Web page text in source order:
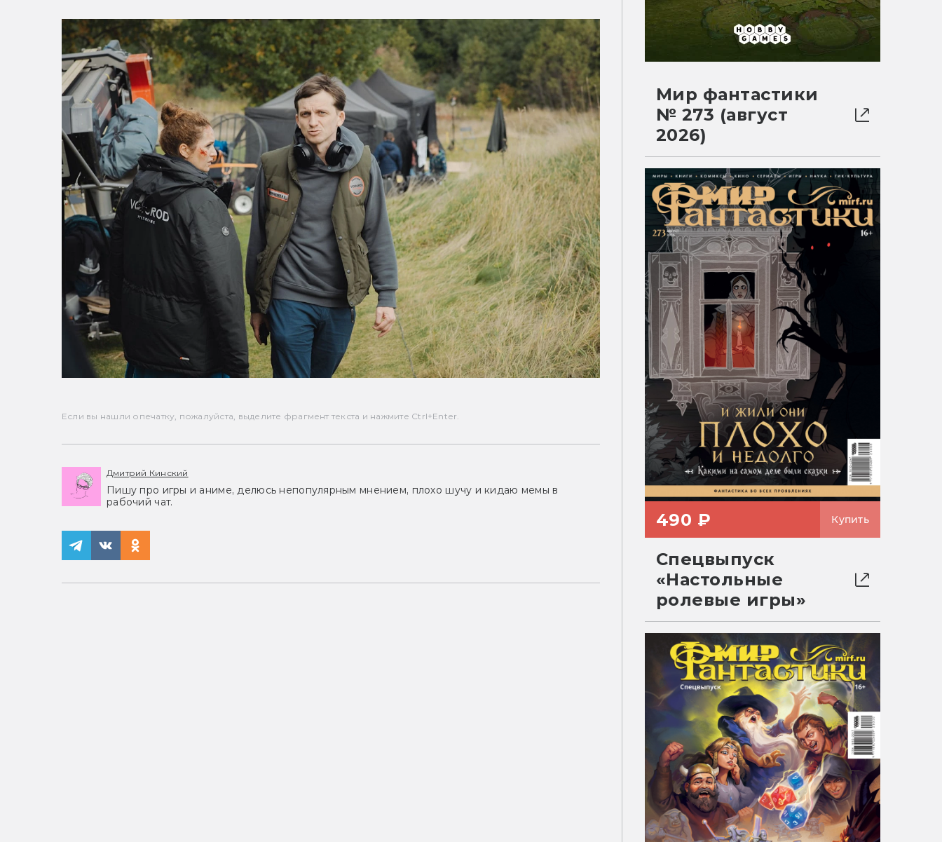
Если вы нашли опечатку, пожалуйста, выделите фрагмент текста и нажмите Ctrl+Enter.
Дмитрий Кинский
Пишу про игры и аниме, делюсь непопулярным мнением, плохо шучу и кидаю мемы в
рабочий чат.
Мир фантастики
№ 273 (август
2026)
490 ₽ Купить
Спецвыпуск
«Настольные
ролевые игры»